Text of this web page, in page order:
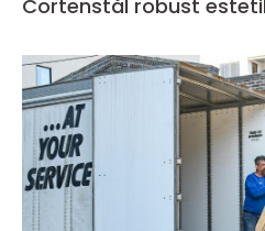
Cortenstål